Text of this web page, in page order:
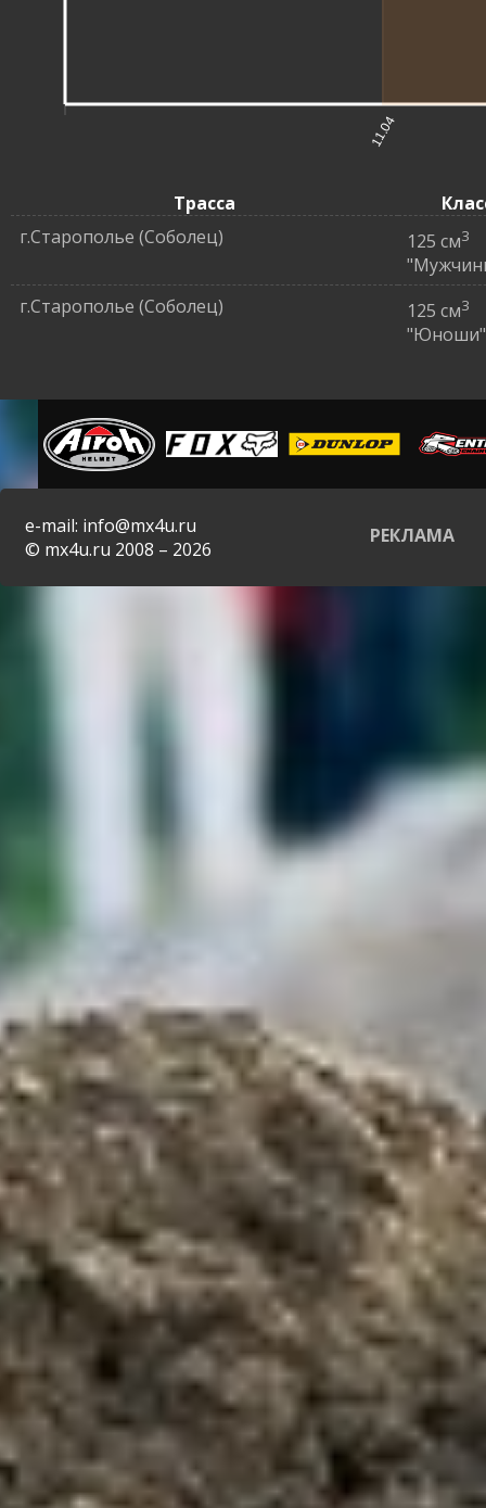
11.04
Трасса
г.Старополье (Соболец)
125 см3
г.Старополье (Соболец)
125 см3
"Юноши"
e-mail: info@mx4u.ru
© mx4u.ru 2008 – 2026
РЕКЛАМА